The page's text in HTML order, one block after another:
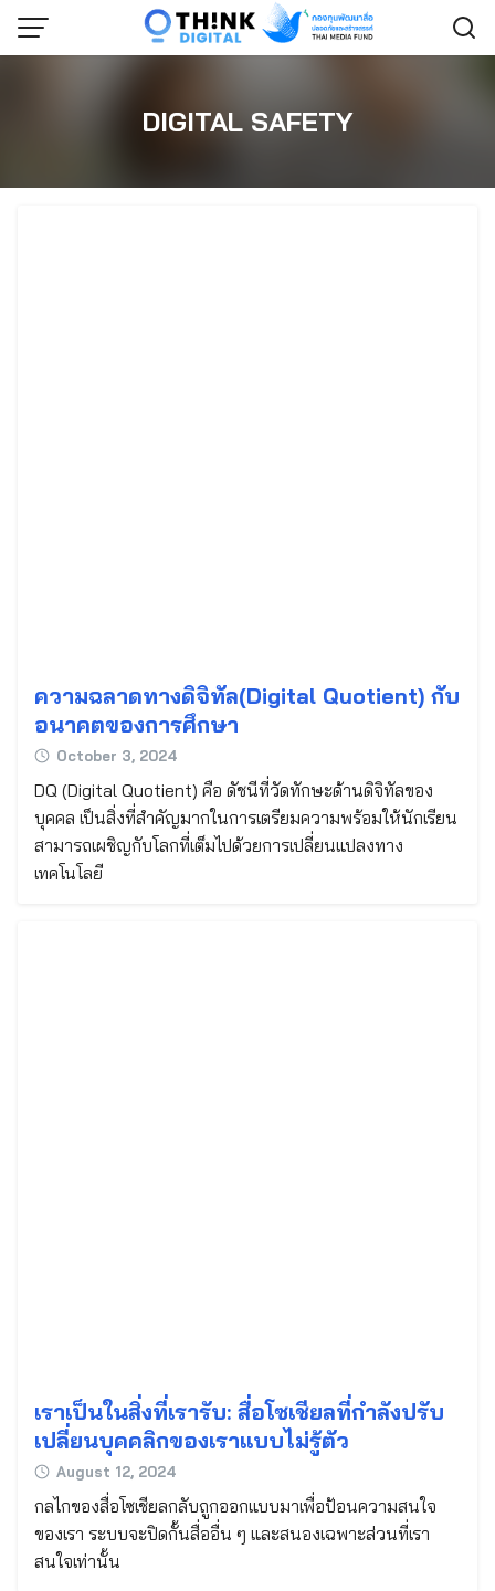
Skip
DIGITAL SAFETY
ความฉลาดทางดิจิทัล(Digital Quotient) กับ
อนาคตของการศึกษา
October 3, 2024
DQ (Digital Quotient) คือ ดัชนีที่วัดทักษะด้านดิจิทัลของ
บุคคล เป็นสิ่งที่สำคัญมากในการเตรียมความพร้อมให้นักเรียน
สามารถเผชิญกับโลกที่เต็มไปด้วยการเปลี่ยนแปลงทาง
เทคโนโลยี
เราเป็นในสิ่งที่เรารับ: สื่อโซเชียลที่กำลังปรับ
เปลี่ยนบุคคลิกของเราแบบไม่รู้ตัว
August 12, 2024
กลไกของสื่อโซเชียลกลับถูกออกแบบมาเพื่อป้อนความสนใจ
ของเรา ระบบจะปิดกั้นสื่ออื่น ๆ และสนองเฉพาะส่วนที่เรา
สนใจเท่านั้น